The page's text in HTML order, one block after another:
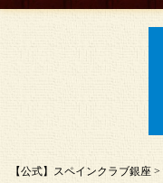
【公式】スペインクラブ銀座 >